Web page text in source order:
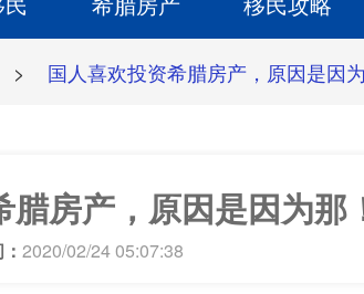
> 国人喜欢投资希腊房产，原因是因
房产，原因是因为那
2020/02/24 05:07:38